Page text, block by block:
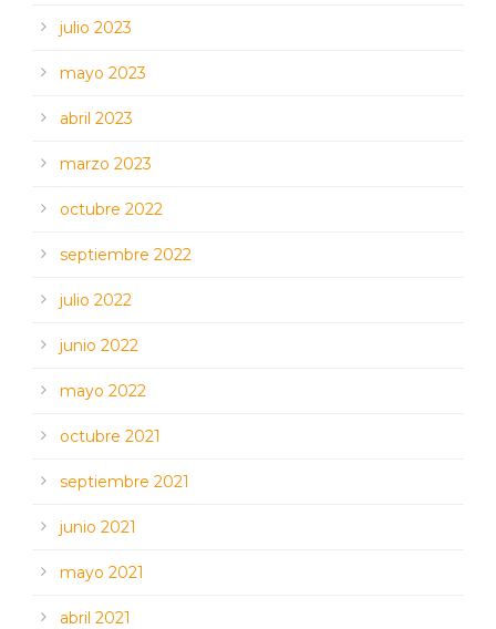
julio 2023
mayo 2023
abril 2023
marzo 2023
octubre 2022
septiembre 2022
julio 2022
junio 2022
mayo 2022
octubre 2021
septiembre 2021
junio 2021
mayo 2021
abril 2021